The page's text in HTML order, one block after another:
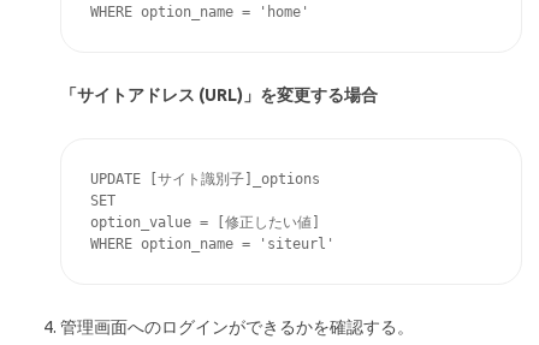
「サイトアドレス (URL)」を変更する場合
UPDATE [サイト識別子]_options
SET
option_value = [修正したい値]
管理画面へのログインができるかを確認する。